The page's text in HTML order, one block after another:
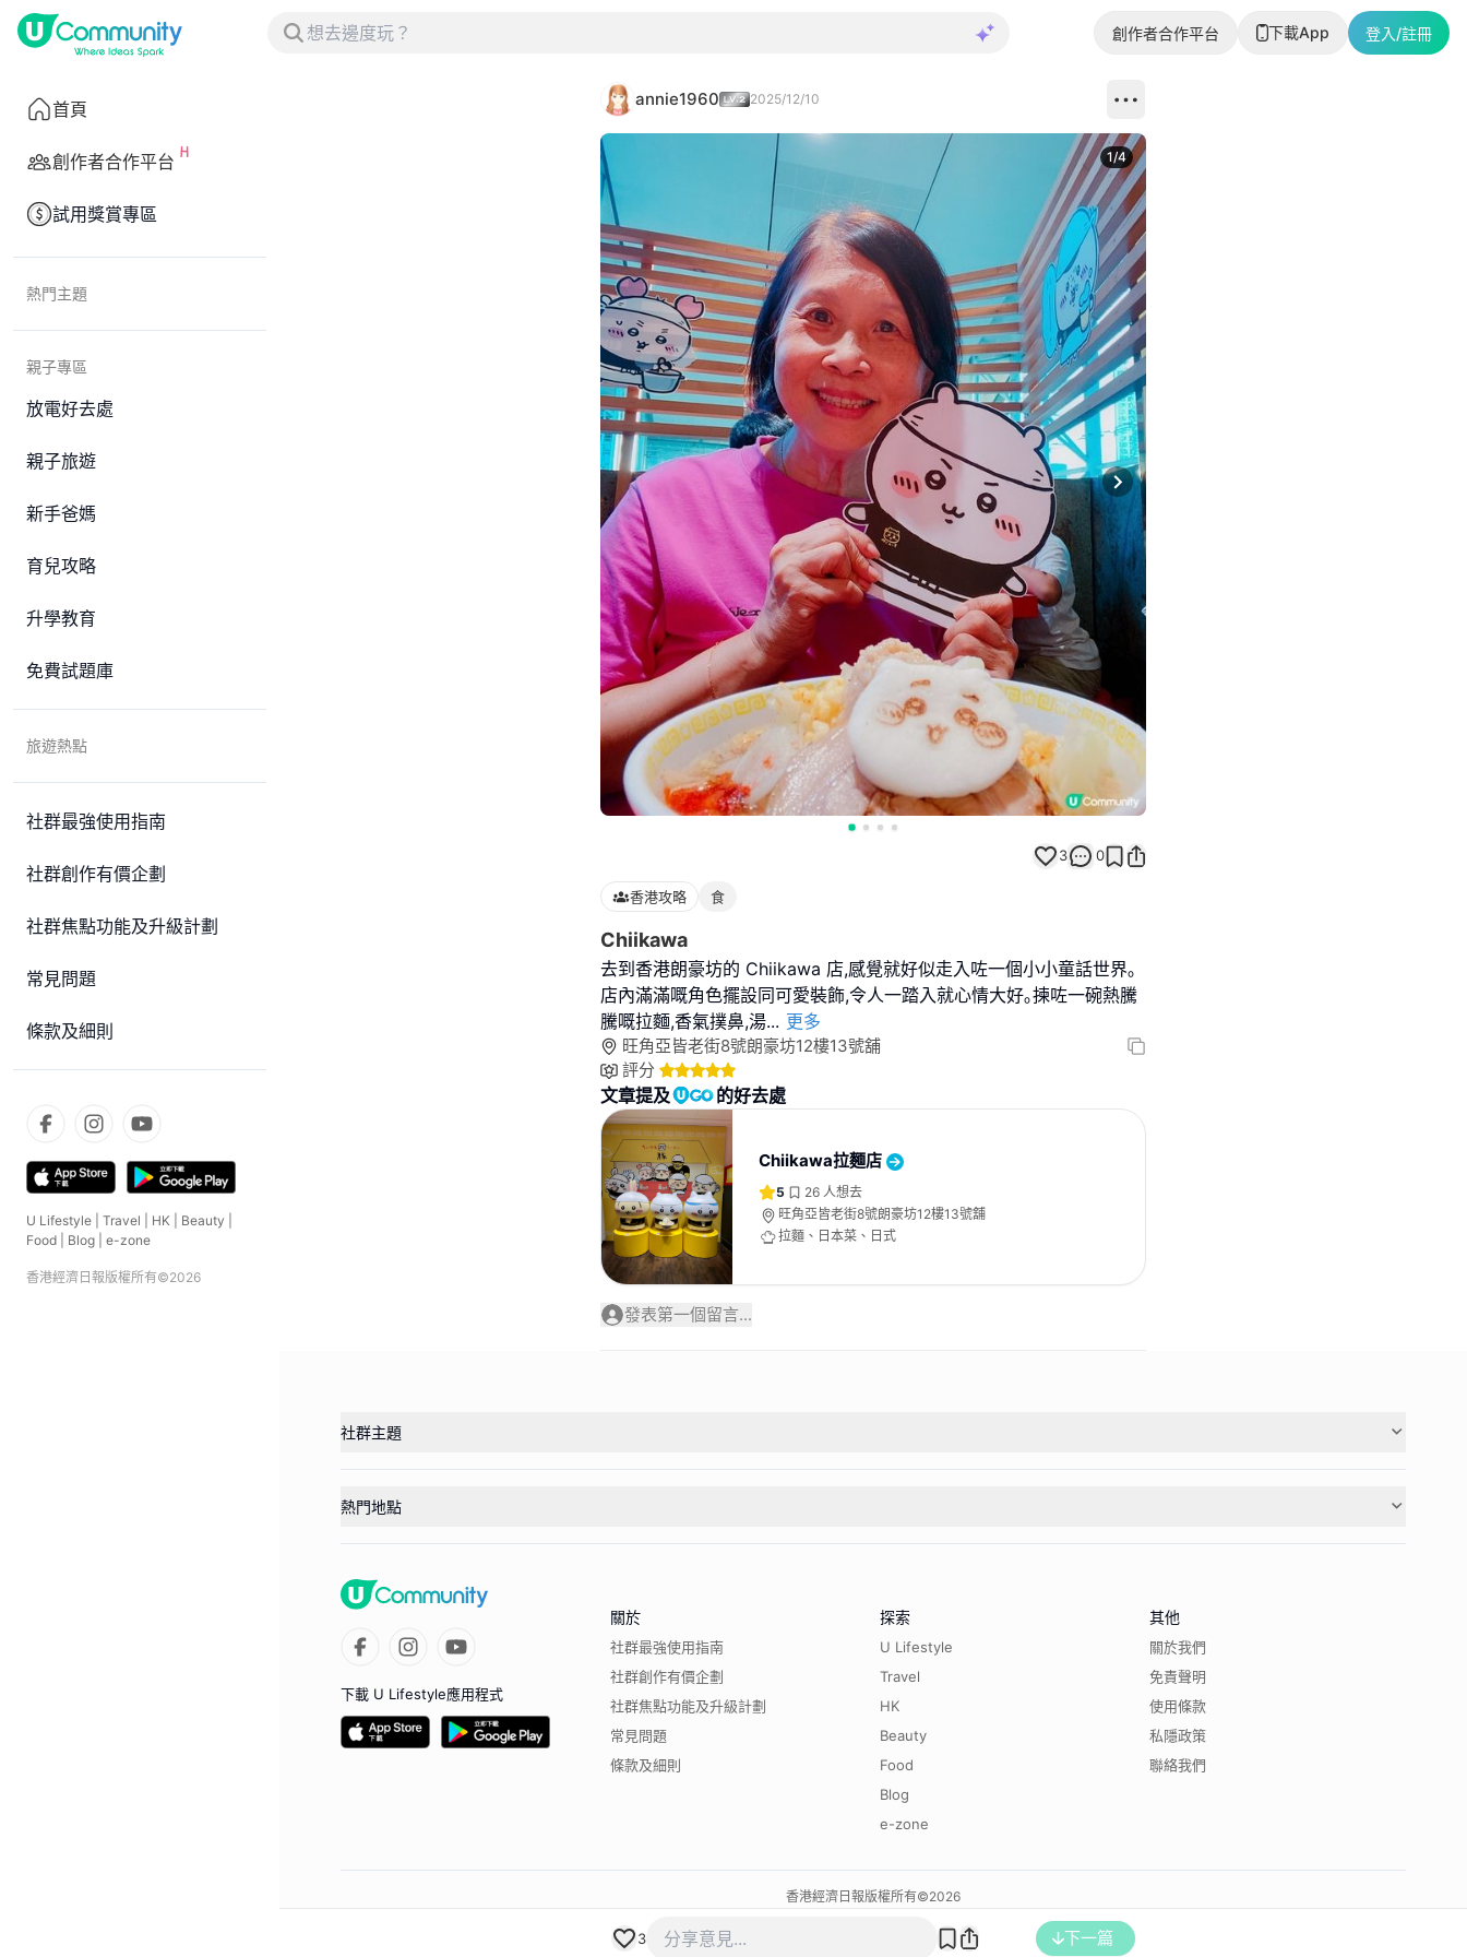
創作者合作平台 下載App 登入/註冊
首頁
創作者合作平台
試用獎賞專區
熱門主題
親子專區
放電好去處
親子旅遊
新手爸媽
育兒攻略
升學教育
免費試題庫
旅遊熱點
社群最強使用指南
社群創作有價企劃
社群焦點功能及升級計劃
常見問題
條款及細則
U Lifestyle Travel HK Beauty
Food
Blog e-zone
香港經濟日報版權所有©2026
annie1960 2025/12/10
Next slide
1/4
3 0
香港攻略 食
Chiikawa
去到香港朗豪坊的 Chiikawa 店,感覺就好似走入咗一個小小童話世界｡
店內滿滿嘅角色擺設同可愛裝飾,令人一踏入就心情大好｡揀咗一碗熱騰
騰嘅拉麵,香氣撲鼻,湯... 更多
旺角亞皆老街8號朗豪坊12樓13號舖
評分
文章提及 的好去處
Chiikawa拉麵店
5 26 人想去
旺角亞皆老街8號朗豪坊12樓13號舖
拉麵、日本菜、日式
發表第一個留言...
3 下一篇
社群主題
熱門地點
下載 U Lifestyle應用程式
關於
社群最強使用指南
社群創作有價企劃
社群焦點功能及升級計劃
常見問題
條款及細則
探索
U Lifestyle
Travel
HK
Beauty
Food
Blog
e-zone
其他
關於我們
免責聲明
使用條款
私隱政策
聯絡我們
香港經濟日報版權所有©2026